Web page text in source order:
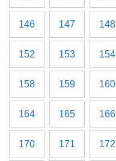
146 147 148
152 153 154
158 159 160
164 165 166
170 171 172